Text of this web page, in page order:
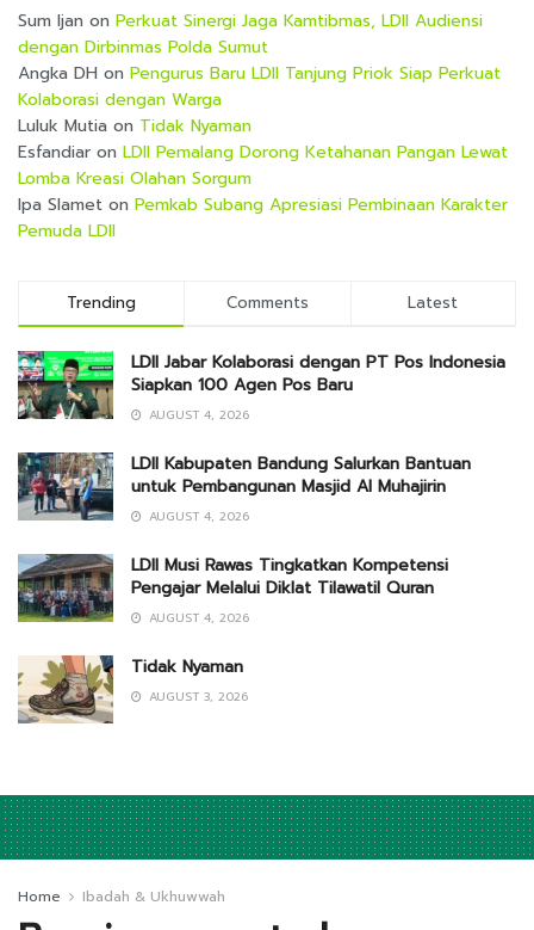
Sum Ijan on Perkuat Sinergi Jaga Kamtibmas, LDII Audiensi
dengan Dirbinmas Polda Sumut
Angka DH on Pengurus Baru LDII Tanjung Priok Siap Perkuat
Kolaborasi dengan Warga
Luluk Mutia on Tidak Nyaman
Esfandiar on LDII Pemalang Dorong Ketahanan Pangan Lewat
Lomba Kreasi Olahan Sorgum
Ipa Slamet on Pemkab Subang Apresiasi Pembinaan Karakter
Pemuda LDII
Trending Comments Latest
LDII Jabar Kolaborasi dengan PT Pos Indonesia
Siapkan 100 Agen Pos Baru
AUGUST 4, 2026
LDII Kabupaten Bandung Salurkan Bantuan
untuk Pembangunan Masjid Al Muhajirin
AUGUST 4, 2026
LDII Musi Rawas Tingkatkan Kompetensi
Pengajar Melalui Diklat Tilawatil Quran
AUGUST 4, 2026
Tidak Nyaman
AUGUST 3, 2026
Home Ibadah & Ukhuwwah